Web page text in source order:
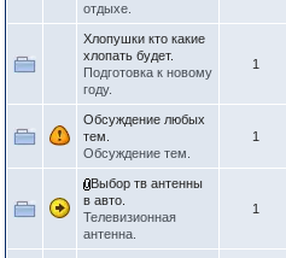
отдыхе.
Хлопушки кто какие
хлопать будет.
Подготовка к новому
году.
1
Обсуждение любых
тем.
Обсуждение тем.
1
Выбор тв антенны
в авто.
Телевизионная
антенна.
1